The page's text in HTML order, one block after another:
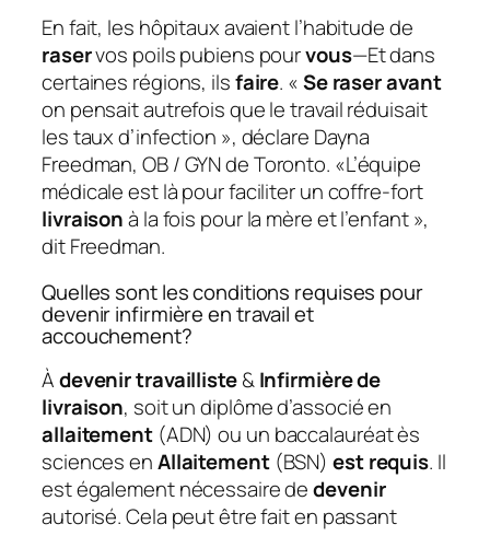
En fait, les hôpitaux avaient l’habitude de
raservos poils pubiens pourvous—Et dans
certaines régions, ilsfaire. «Se raser avant
on pensait autrefois que le travail réduisait
les taux d’infection », déclare Dayna
Freedman, OB / GYN de Toronto. «L’équipe
médicale est là pour faciliter un coffre-fort
livraisonà la fois pour la mère et l’enfant »,
dit Freedman.
Quelles sont les conditions requises pour
devenir infirmière en travail et
accouchement?
Àdevenir travailliste&Infirmière de
livraison, soit un diplôme d’associé en
allaitement(ADN) ou un baccalauréat ès
sciences enAllaitement(BSN)est requis. Il
est également nécessaire dedevenir
autorisé. Cela peut être fait en passant